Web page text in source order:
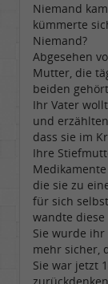
Niemand
kümmerte
Niemand?
Abgesehen
Mutter, die
beiden
Ihr Vater
und
dass sie im
Ihre
die sie zu
für sich
wandte diese
Sie wurde
mehr sicher,
Sie war jetzt